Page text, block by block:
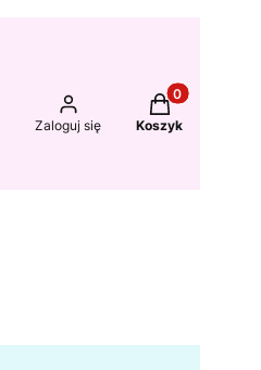
Zaloguj się
Produkty w
Koszyk